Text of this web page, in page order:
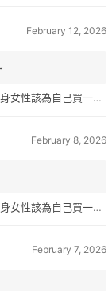
February 12, 2026
一間房？不只為了棲身，更是為人生買一份「選擇權」
February 8, 2026
一間房？不只為了棲身，更是為人生買一份「選擇權」
February 7, 2026